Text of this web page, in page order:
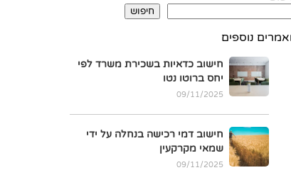
חיפוש
נוספים
חישוב כדאיות בשכירת משרד לפי
יחס ברוטו נטו
09/11/2025
חישוב דמי רכישה בנחלה על ידי
שמאי מקרקעין
09/11/2025